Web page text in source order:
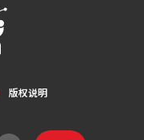
版权说明